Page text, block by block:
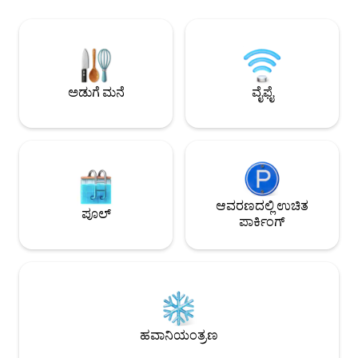
ಅನ್ನು ಆನಂದಿಸಿ ಮತ್ತು ನಮ್ಮ ಸಂಪೂರ್ಣವಾಗಿ
ಸಂಗ್ರಹವಾಗಿರುವ ಅಡುಗೆಮನೆಯಲ್ಲಿ ರುಚಿಕರವಾದ
ಊಟವನ್ನು ಸುಲಭವಾಗಿ ತಯಾರಿಸಿ ನೀವು ಇಲ್ಲಿದ್ದೀರಿ
ಎಂದು ನಮಗೆ ಸಂತೋಷವಾಗಿದೆ. ಮನೆಗೆ ಸುಸ್ವಾಗತ.
ವಿನ್ಯಾಸಗೊಳಿಸಲಾಗಿದೆ. ಇದು ಸ್ಟುಡಿಯೋ
ಘಟಕವಾಗಿದೆ;
ಅಡುಗೆ ಮನೆ ವೈಫೈ
ಪೂಲ್
ಆವರಣದಲ್ಲಿ ಉಚಿತ
ಪಾರ್ಕಿಂಗ್
ಹವಾನಿಯಂತ್ರಣ